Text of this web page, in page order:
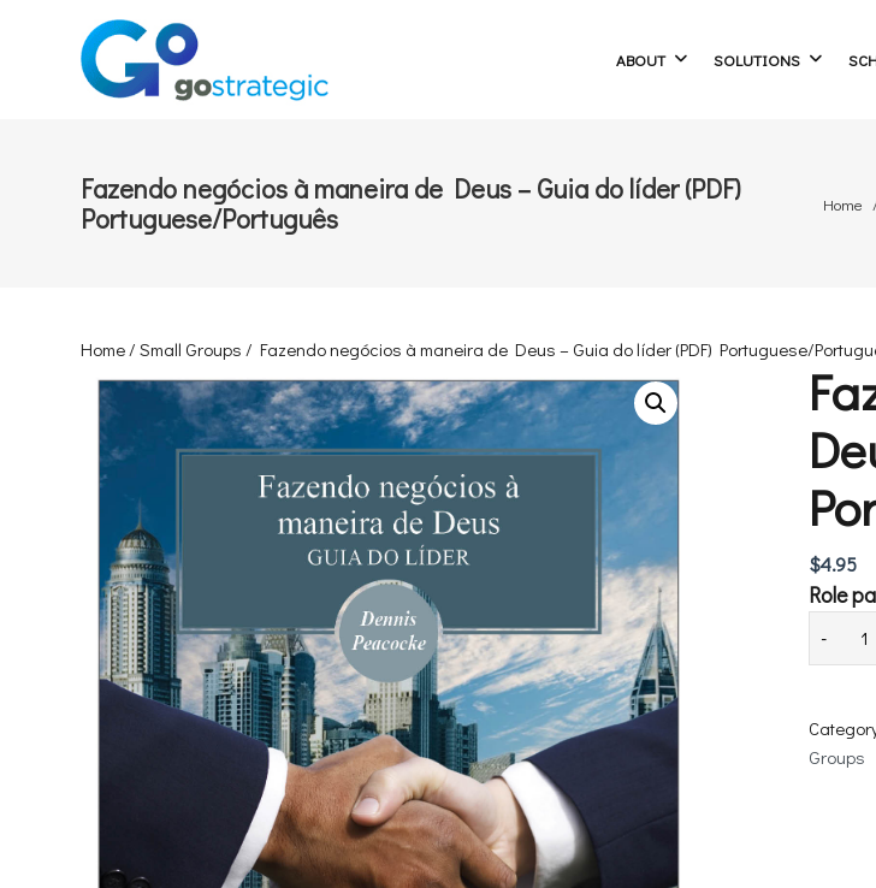
ABOUT SOLUTIONS
Fazendo negócios à maneira de Deus – Guia do líder (PDF)
Portuguese/Português
Home
Home /Small Groups / Fazendo negócios à maneira de Deus – Guia do líder (PDF) Portuguese/
$4.95
Role
Groups